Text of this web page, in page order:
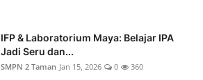
IFP & Laboratorium Maya: Belajar IPA
Jadi Seru dan...
SMPN 2 Taman Jan 15, 2026 0 360